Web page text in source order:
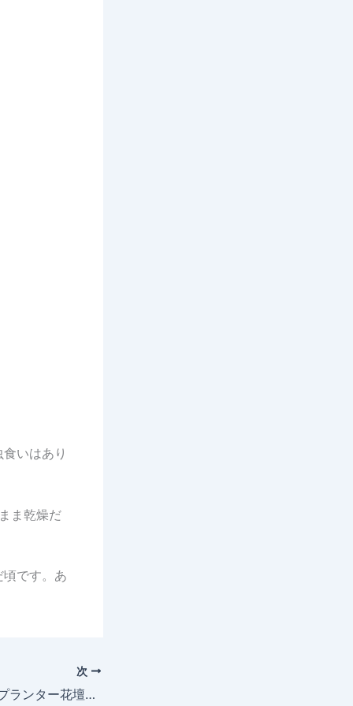
いはあり
ま乾燥だ
です。あ
次
2026年6月13日 プランター花壇 バジル・マリーゴールド成長記録